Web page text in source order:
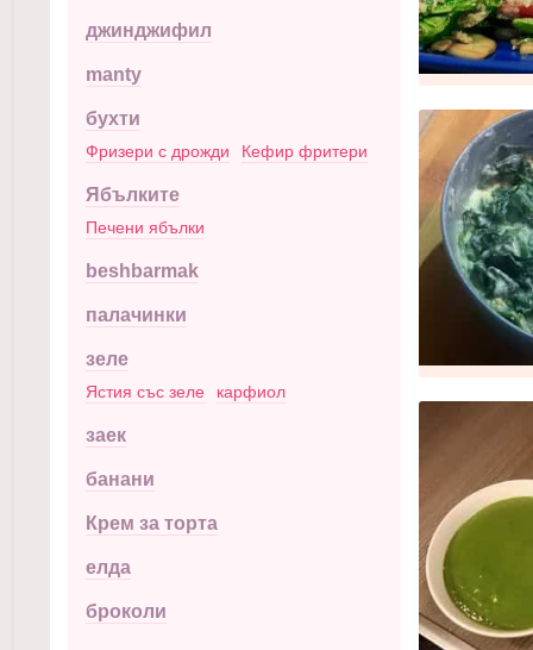
джинджифил
manty
бухти
Фризери с дрожди Кефир фритери
Ябълките
Печени ябълки
beshbarmak
палачинки
зеле
Ястия със зеле карфиол
заек
банани
Крем за торта
елда
броколи